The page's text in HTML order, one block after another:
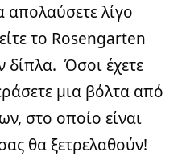
απολαύσετε λίγο
το Rosengarten
Όσοι έχετε
μια βόλτα από
στο οποίο είναι
θα ξετρελαθούν!